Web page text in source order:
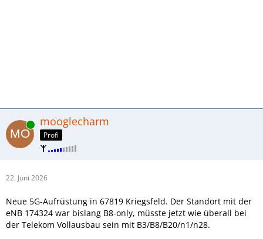
Online mooglecharm
Profi
22. Juni 2026
Neue 5G-Aufrüstung in 67819 Kriegsfeld. Der Standort mit der
eNB 174324 war bislang B8-only, müsste jetzt wie überall bei
der Telekom Vollausbau sein mit B3/B8/B20/n1/n28.